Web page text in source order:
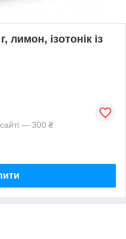
лимон, ізотонік із
— 300 ₴